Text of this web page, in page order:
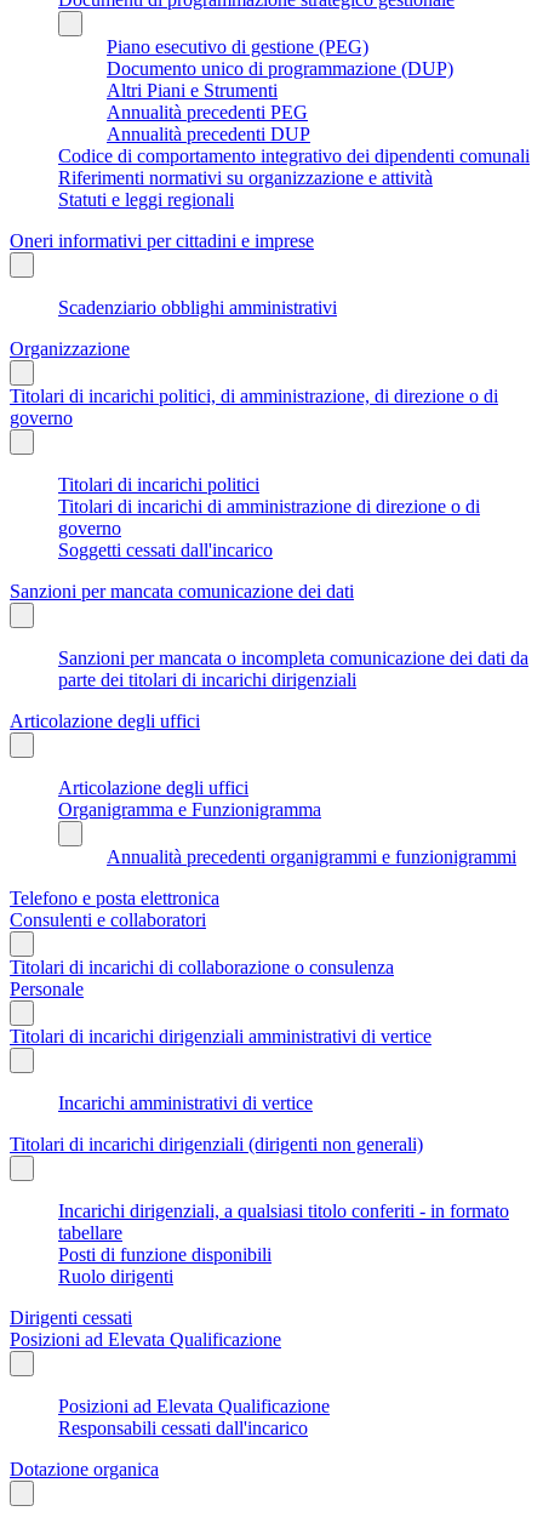
Piano esecutivo di gestione (PEG)
Documento unico di programmazione (DUP)
Altri Piani e Strumenti
Annualità precedenti PEG
Annualità precedenti DUP
Codice di comportamento integrativo dei dipendenti comunali
Riferimenti normativi su organizzazione e attività
Statuti e leggi regionali
Oneri informativi per cittadini e imprese
Scadenziario obblighi amministrativi
Organizzazione
Titolari di incarichi politici, di amministrazione, di direzione o di
governo
Titolari di incarichi politici
Titolari di incarichi di amministrazione di direzione o di
governo
Soggetti cessati dall'incarico
Sanzioni per mancata comunicazione dei dati
Sanzioni per mancata o incompleta comunicazione dei dati da
parte dei titolari di incarichi dirigenziali
Articolazione degli uffici
Articolazione degli uffici
Organigramma e Funzionigramma
Annualità precedenti organigrammi e funzionigrammi
Telefono e posta elettronica
Consulenti e collaboratori
Titolari di incarichi di collaborazione o consulenza
Personale
Titolari di incarichi dirigenziali amministrativi di vertice
Incarichi amministrativi di vertice
Titolari di incarichi dirigenziali (dirigenti non generali)
Incarichi dirigenziali, a qualsiasi titolo conferiti - in formato
tabellare
Posti di funzione disponibili
Ruolo dirigenti
Dirigenti cessati
Posizioni ad Elevata Qualificazione
Posizioni ad Elevata Qualificazione
Responsabili cessati dall'incarico
Dotazione organica